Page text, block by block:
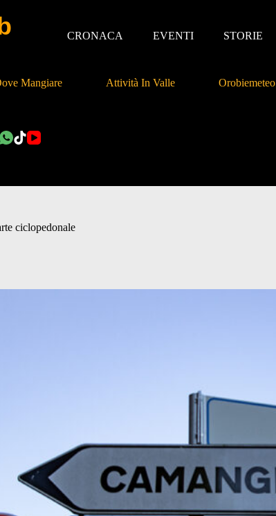
CRONACA EVENTI STORIE
Mangiare Attività In Valle Orobiemeteo
ciclopedonale